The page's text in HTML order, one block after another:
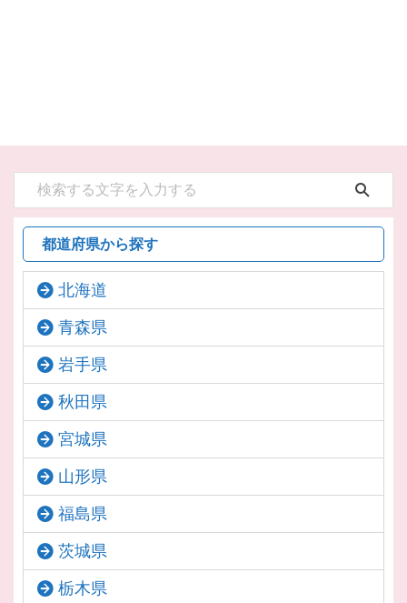
都道府県から探す
北海道
青森県
岩手県
秋田県
宮城県
山形県
福島県
茨城県
栃木県